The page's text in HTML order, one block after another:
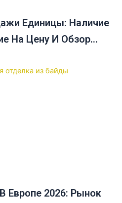
Единицы: Наличие
На Цену И Обзор
Европе 2026: Рынок